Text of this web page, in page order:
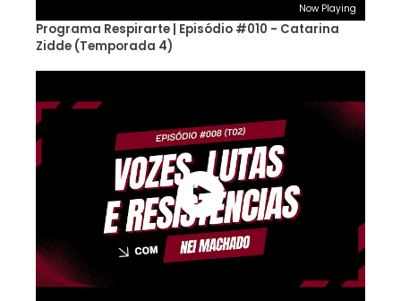
Now Playing
Programa Respirarte | Episódio #010 - Catarina
Zidde (Temporada 4)